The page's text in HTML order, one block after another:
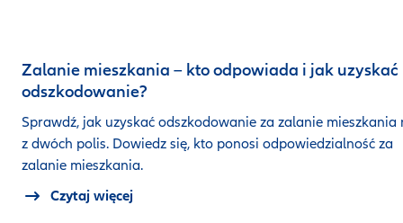
Zalanie mieszkania – kto odpowiada i jak uzyskać
odszkodowanie?
Sprawdź, jak uzyskać odszkodowanie za zalanie mieszkania
z dwóch polis. Dowiedz się, kto ponosi odpowiedzialność za
zalanie mieszkania.
Czytaj więcej